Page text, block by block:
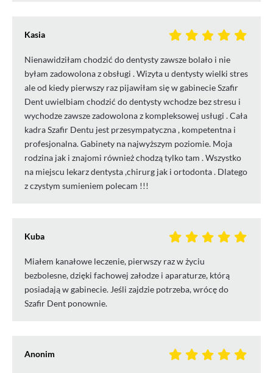
Kasia
Nienawidziłam chodzić do dentysty zawsze bolało i nie
byłam zadowolona z obsługi . Wizyta u dentysty wielki stres
ale od kiedy pierwszy raz pijawiłam się w gabinecie Szafir
Dent uwielbiam chodzić do dentysty wchodze bez stresu i
wychodze zawsze zadowolona z kompleksowej usługi . Cała
kadra Szafir Dentu jest przesympatyczna , kompetentna i
profesjonalna. Gabinety na najwyższym poziomie. Moja
rodzina jak i znajomi również chodzą tylko tam . Wszystko
na miejscu lekarz dentysta ,chirurg jak i ortodonta . Dlatego
z czystym sumieniem polecam !!!
Kuba
Miałem kanałowe leczenie, pierwszy raz w życiu
bezbolesne, dzięki fachowej załodze i aparaturze, którą
posiadają w gabinecie. Jeśli zajdzie potrzeba, wrócę do
Szafir Dent ponownie.
Anonim